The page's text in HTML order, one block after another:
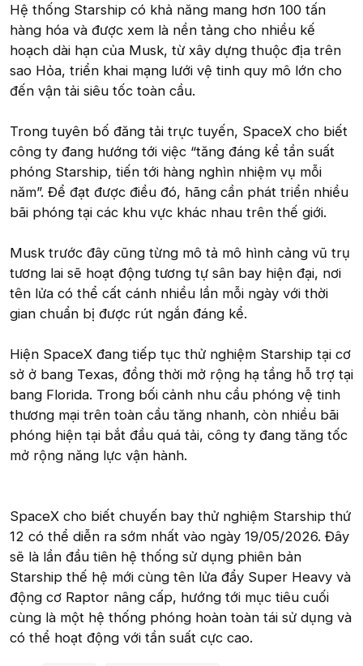
Hệ thống Starship có khả năng mang hơn 100 tấn
hàng hóa và được xem là nền tảng cho nhiều kế
hoạch dài hạn của Musk, từ xây dựng thuộc địa trên
sao Hỏa, triển khai mạng lưới vệ tinh quy mô lớn cho
đến vận tải siêu tốc toàn cầu.
Trong tuyên bố đăng tải trực tuyến, SpaceX cho biết
công ty đang hướng tới việc “tăng đáng kể tần suất
phóng Starship, tiến tới hàng nghìn nhiệm vụ mỗi
năm”. Để đạt được điều đó, hãng cần phát triển nhiều
bãi phóng tại các khu vực khác nhau trên thế giới.
Musk trước đây cũng từng mô tả mô hình cảng vũ trụ
tương lai sẽ hoạt động tương tự sân bay hiện đại, nơi
tên lửa có thể cất cánh nhiều lần mỗi ngày với thời
gian chuẩn bị được rút ngắn đáng kể.
Hiện SpaceX đang tiếp tục thử nghiệm Starship tại cơ
sở ở bang Texas, đồng thời mở rộng hạ tầng hỗ trợ tại
bang Florida. Trong bối cảnh nhu cầu phóng vệ tinh
thương mại trên toàn cầu tăng nhanh, còn nhiều bãi
phóng hiện tại bắt đầu quá tải, công ty đang tăng tốc
mở rộng năng lực vận hành.
SpaceX cho biết chuyến bay thử nghiệm Starship thứ
12 có thể diễn ra sớm nhất vào ngày 19/05/2026. Đây
sẽ là lần đầu tiên hệ thống sử dụng phiên bản
Starship thế hệ mới cùng tên lửa đẩy Super Heavy và
động cơ Raptor nâng cấp, hướng tới mục tiêu cuối
cùng là một hệ thống phóng hoàn toàn tái sử dụng và
có thể hoạt động với tần suất cực cao.